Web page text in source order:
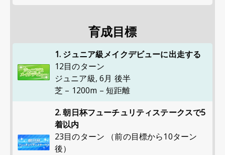
育成目標
1. ジュニア級メイクデビューに出走する
12目のターン
ジュニア級, 6月 後半
芝 – 1200m – 短距離
2. 朝日杯フューチュリティステークスで5
着以内
23目のターン （前の目標から10ターン
後）